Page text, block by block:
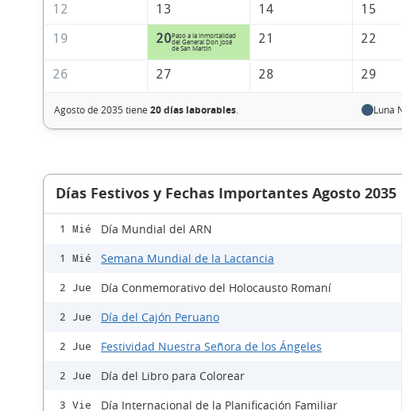
12
13 14 15
19
20Paso a la Inmortalidad
del General Don José
de San Martín
21 22
26 27 28 29
Agosto de 2035 tiene 20 días laborables. Luna
Días Festivos y Fechas Importantes Agosto 2035
1 Mié Día Mundial del ARN
1 Mié Semana Mundial de la Lactancia
2 Jue Día Conmemorativo del Holocausto Romaní
2 Jue Día del Cajón Peruano
2 Jue Festividad Nuestra Señora de los Ángeles
2 Jue Día del Libro para Colorear
3 Vie Día Internacional de la Planificación Familiar